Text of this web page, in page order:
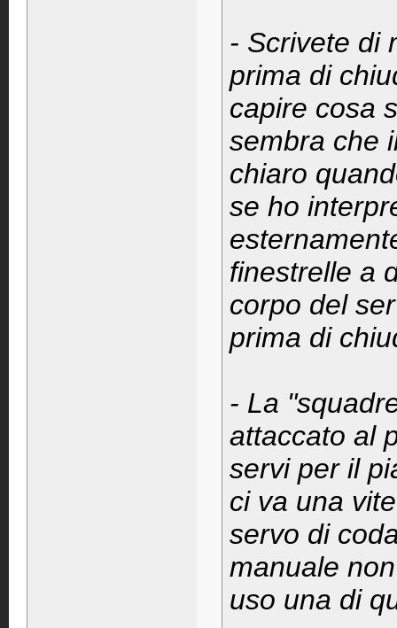
- Scrivete di
prima di
capire cosa
sembra che
chiaro
se ho
finestrelle a
corpo del
prima di
- La
attaccato al
servi per il
ci va una
servo di
manuale
uso una di